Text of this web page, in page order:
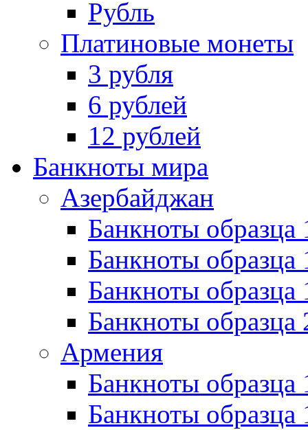
Рубль
Платиновые монеты
3 рубля
6 рублей
12 рублей
Банкноты мира
Азербайджан
Банкноты образца
Банкноты образца
Банкноты
Банкноты образца
Армения
Банкноты образца
Банкноты образца